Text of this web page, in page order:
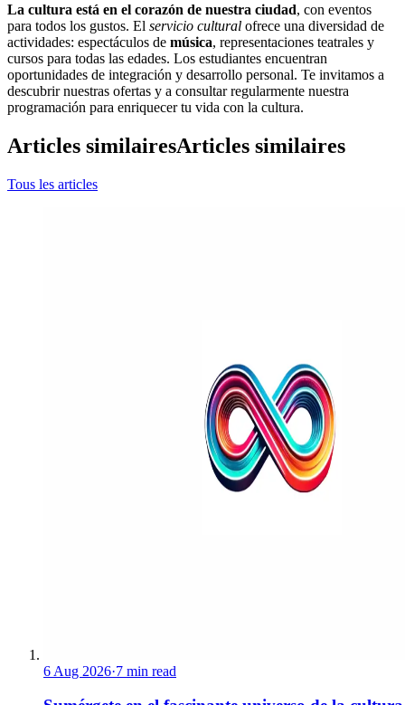
La cultura está en el corazón de nuestra ciudad, con eventos
para todos los gustos. El servicio cultural ofrece una diversidad de
actividades: espectáculos de música, representaciones teatrales y
cursos para todas las edades. Los estudiantes encuentran
oportunidades de integración y desarrollo personal. Te invitamos a
descubrir nuestras ofertas y a consultar regularmente nuestra
programación para enriquecer tu vida con la cultura.
Articles similairesArticles similaires
Tous les articles
6 Aug 2026·7 min read